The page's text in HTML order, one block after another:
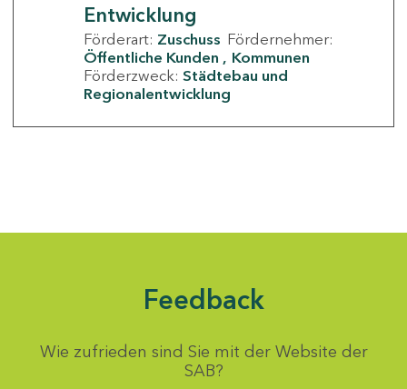
Entwicklung
Förderart: Zuschuss Fördernehmer:
Öffentliche Kunden
Kommunen
Förderzweck: Städtebau und
Regionalentwicklung
Feedback
Wie zufrieden sind Sie mit der Website der
SAB?